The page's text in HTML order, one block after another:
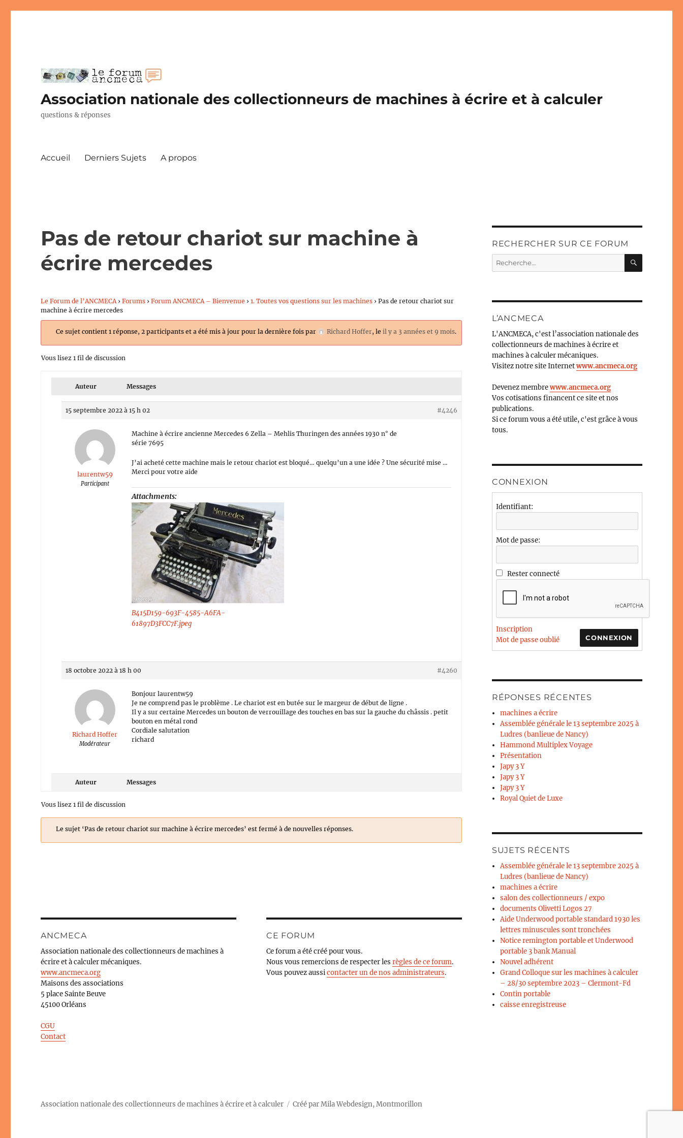
Association nationale des collectionneurs de machines à écrire et à calculer
questions & réponses
Accueil Derniers Sujets A propos
Pas de retour chariot sur machine à
écrire mercedes
Le Forum de l’ANCMECA › Forums › Forum ANCMECA – Bienvenue › 1. Toutes vos questions sur les machines › Pas de retour chariot sur
machine à écrire mercedes
Ce sujet contient 1 réponse, 2 participants et a été mis à jour pour la dernière fois par Richard Hoffer, leil y a 3 années et 9 mois.
Vous lisez 1 fil de discussion
Auteur Messages
15 septembre 2022 à 15 h 02 #4246
laurentw59
Participant
Machine à écrire ancienne Mercedes 6 Zella – Mehlis Thuringen des années 1930 n° de
série 7695
J’ai acheté cette machine mais le retour chariot est bloqué… quelqu’un a une idée ? Une sécurité mise …
Merci pour votre aide
Attachments:
B415D159-693F-4585-A6FA-
61897D3FCC7F.jpeg
18 octobre 2022 à 18 h 00 #4260
Richard Hoffer
Modérateur
Bonjour laurentw59
Je ne comprend pas le problème . Le chariot est en butée sur le margeur de début de ligne .
Il y a sur certaine Mercedes un bouton de verrouillage des touches en bas sur la gauche du châssis . petit
bouton en métal rond
Cordiale salutation
richard
Auteur Messages
Vous lisez 1 fil de discussion
Le sujet ‘Pas de retour chariot sur machine à écrire mercedes’ est fermé à de nouvelles réponses.
ANCMECA
Association nationale des collectionneurs de machines à
écrire et à calculer mécaniques.
www.ancmeca.org
Maisons des associations
5 place Sainte Beuve
45100 Orléans
CGU
Contact
CE FORUM
Ce forum a été créé pour vous.
Nous vous remercions de respecter lesrègles de ce forum.
Vous pouvez aussicontacter un de nos administrateurs.
RECHERCHER SUR CE FORUM
Recherche
pour :
L’ANCMECA
L'ANCMECA, c'est l’association nationale des
collectionneurs de machines à écrire et
machines à calculer mécaniques.
Visitez notre site Internetwww.ancmeca.org
Devenez membrewww.ancmeca.org
Vos cotisations financent ce site et nos
publications.
Si ce forum vous a été utile, c'est grâce à vous
tous.
CONNEXION
Identifiant:
Mot de passe:
Rester connecté
CONNEXION
Inscription
Mot de passe oublié
RÉPONSES RÉCENTES
machines a écrire
Assemblée générale le 13 septembre 2025 à
Ludres (banlieue de Nancy)
Hammond Multiplex Voyage
Présentation
Japy 3 Y
Japy 3 Y
Japy 3 Y
Royal Quiet de Luxe
SUJETS RÉCENTS
Assemblée générale le 13 septembre 2025 à
Ludres (banlieue de Nancy)
machines a écrire
salon des collectionneurs / expo
documents Olivetti Logos 27
Aide Underwood portable standard 1930 les
lettres minuscules sont tronchées
Notice remington portable et Underwood
portable 3 bank Manual
Nouvel adhérent
Grand Colloque sur les machines à calculer
– 28/30 septembre 2023 – Clermont-Fd
Contin portable
caisse enregistreuse
Association nationale des collectionneurs de machines à écrire et à calculer Créé parMila Webdesign, Montmorillon